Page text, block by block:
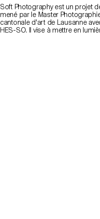
Soft Photography est un projet
mené par le Master
cantonale d'art de Lausanne
HES-SO. Il vise à mettre en